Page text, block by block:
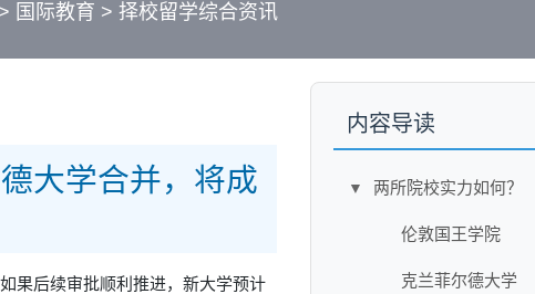
> 国际教育 > 择校留学综合资讯
大学合并，将成
果后续审批顺利推进，新大学预计
内容导读
▼ 两所院校实力如何？
伦敦国王学院
克兰菲尔德大学